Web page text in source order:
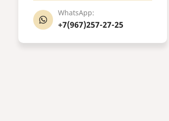
WhatsApp:
+7(967)257-27-25